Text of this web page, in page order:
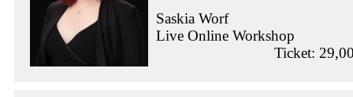
Saskia Worf
Live Online Workshop
Ticket: